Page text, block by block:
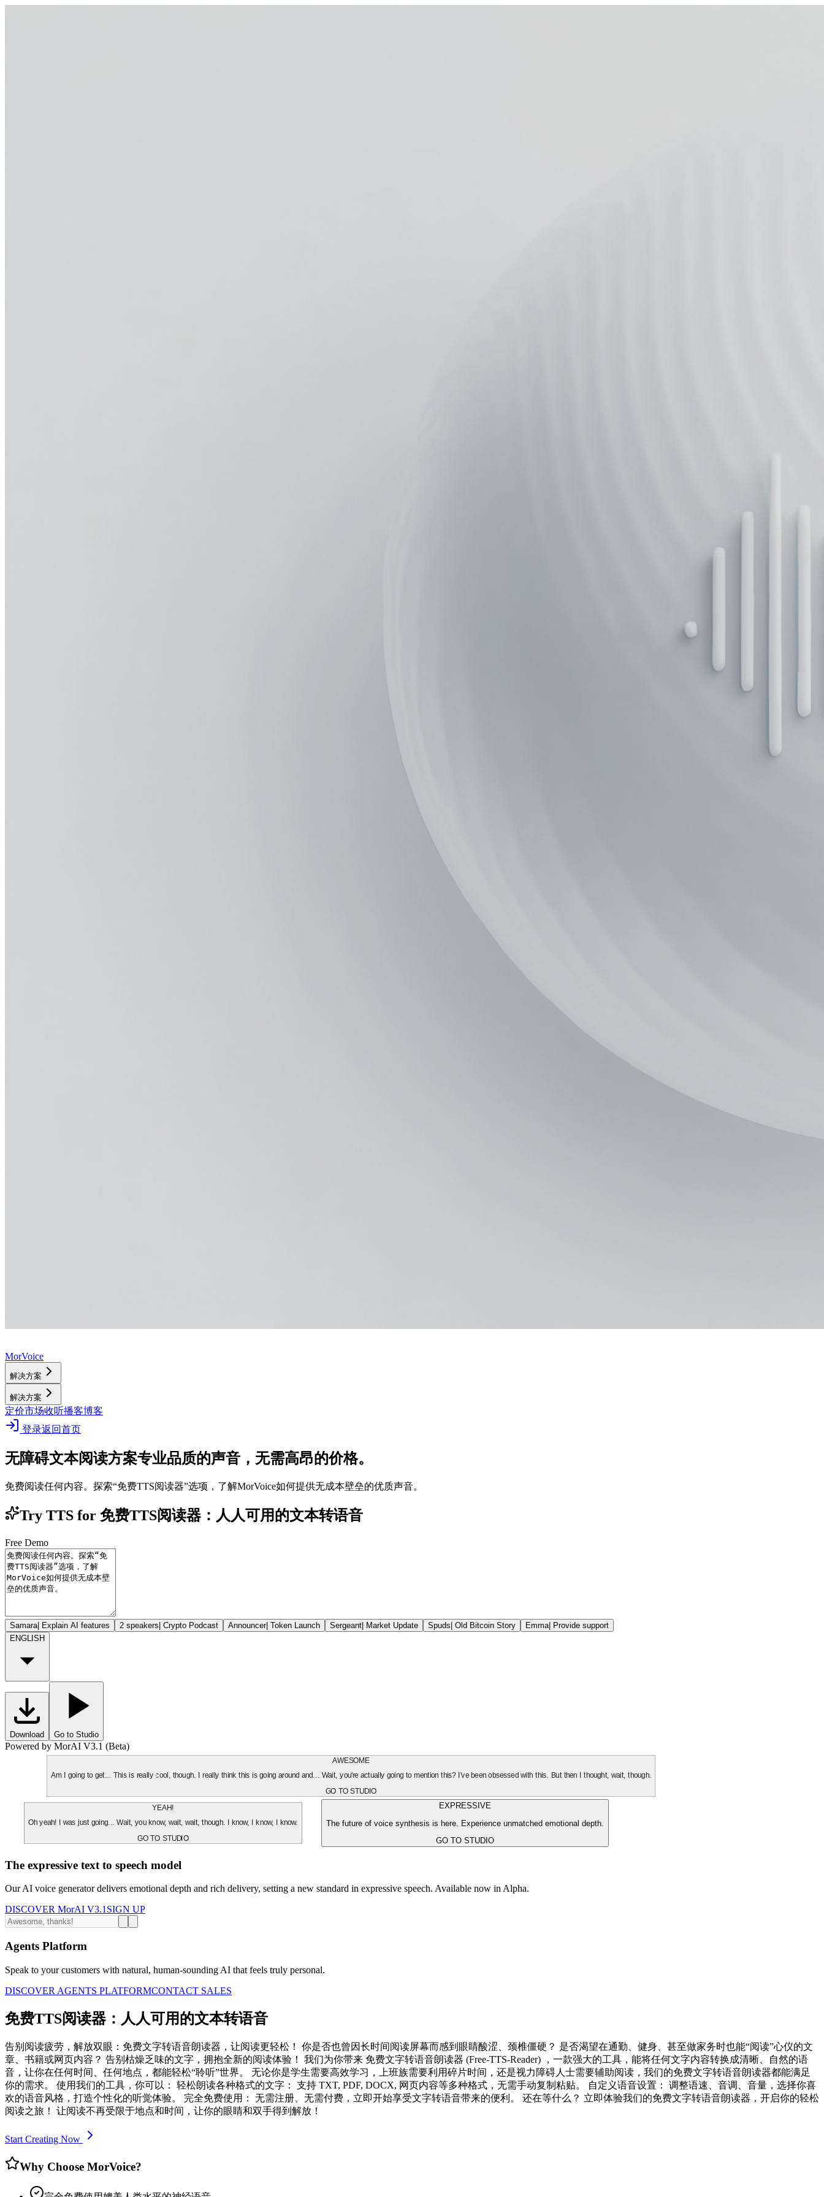
MorVoice
解决方案
解决方案
定价市场收听播客博客
登录返回首页
无障碍文本阅读方案专业品质的声音，无需高昂的价格。
免费阅读任何内容。探索“免费TTS阅读器”选项，了解MorVoice如何提供无成本壁垒的优质声音。
Try TTS for 免费TTS阅读器：人人可用的文本转语音
Free Demo
Samara| Explain AI features 2 speakers| Crypto Podcast Announcer| Token Launch Sergeant| Market Update Spuds| Old Bitcoin Story Emma| Provide support
ENGLISH
Download Go to Studio
Powered by MorAI V3.1 (Beta)
AWESOME
Am I going to get... This is really cool, though. I really think this is going around and... Wait, you're actually going to mention this? I've been obsessed with this. But then I thought, wait, though.
GO TO STUDIO
YEAH!
Oh yeah! I was just going... Wait, you know, wait, wait, though. I know, I know, I know.
GO TO STUDIO
EXPRESSIVE
The future of voice synthesis is here. Experience unmatched emotional depth.
GO TO STUDIO
The expressive text to speech model
Our AI voice generator delivers emotional depth and rich delivery, setting a new standard in expressive speech. Available now in Alpha.
DISCOVER MorAI V3.1 SIGN UP
Agents Platform
Speak to your customers with natural, human-sounding AI that feels truly personal.
DISCOVER AGENTS PLATFORMCONTACT SALES
免费TTS阅读器：人人可用的文本转语音
告别阅读疲劳，解放双眼：免费文字转语音朗读器，让阅读更轻松！ 你是否也曾因长时间阅读屏幕而感到眼睛酸涩、颈椎僵硬？ 是否渴望在通勤、健身、甚至做家务时也能“阅读”心仪的文
章、书籍或网页内容？ 告别枯燥乏味的文字，拥抱全新的阅读体验！ 我们为你带来 免费文字转语音朗读器 (Free-TTS-Reader) ，一款强大的工具，能将任何文字内容转换成清晰、自然的语
音，让你在任何时间、任何地点，都能轻松“聆听”世界。 无论你是学生需要高效学习，上班族需要利用碎片时间，还是视力障碍人士需要辅助阅读，我们的免费文字转语音朗读器都能满足
你的需求。 使用我们的工具，你可以： 轻松朗读各种格式的文字： 支持 TXT, PDF, DOCX, 网页内容等多种格式，无需手动复制粘贴。 自定义语音设置： 调整语速、音调、音量，选择你喜
欢的语音风格，打造个性化的听觉体验。 完全免费使用： 无需注册、无需付费，立即开始享受文字转语音带来的便利。 还在等什么？ 立即体验我们的免费文字转语音朗读器，开启你的轻松
阅读之旅！ 让阅读不再受限于地点和时间，让你的眼睛和双手得到解放！
Start Creating Now
Why Choose MorVoice?